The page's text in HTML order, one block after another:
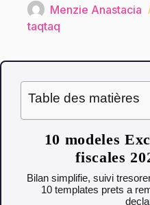
Menzie Anastacia
taqtaq
Table des matières
10 modeles
fiscales
Bilan simplifie, suivi
10 templates prets a